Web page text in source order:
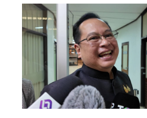
เต้นได้ ชี้รีเซ็ต มท.จบใน ก.ย.นี้